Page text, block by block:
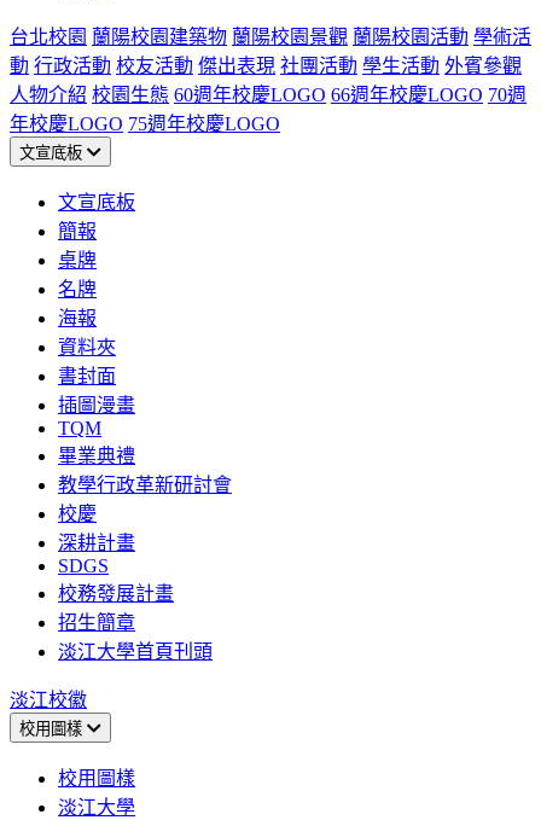
台北校園 蘭陽校園建築物 蘭陽校園景觀 蘭陽校園活動 學術活
動 行政活動 校友活動 傑出表現 社團活動 學生活動 外賓參觀
人物介紹 校園生態 60週年校慶LOGO 66週年校慶LOGO 70週
年校慶LOGO 75週年校慶LOGO
文宣底板
文宣底板
簡報
桌牌
名牌
海報
資料夾
書封面
插圖漫畫
TQM
畢業典禮
教學行政革新研討會
校慶
深耕計畫
SDGS
校務發展計畫
招生簡章
淡江大學首頁刊頭
淡江校徽
校用圖樣
校用圖樣
淡江大學